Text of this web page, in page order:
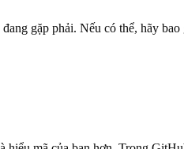
gặp phải. Nếu có thể, hãy